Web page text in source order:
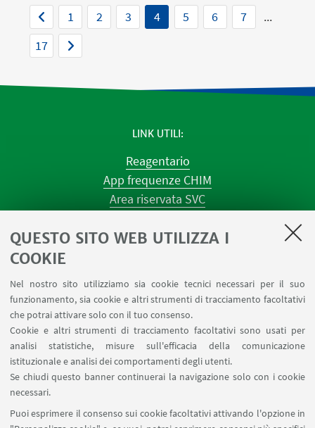
QUESTO SITO WEB UTILIZZA I
COOKIE
Nel nostro sito utilizziamo sia cookie tecnici necessari per il suo
funzionamento, sia cookie e altri strumenti di tracciamento facoltativi
che potrai attivare solo con il tuo consenso.
Cookie e altri strumenti di tracciamento facoltativi sono usati per
analisi statistiche, misure sull'efficacia della comunicazione
istituzionale e analisi dei comportamenti degli utenti.
Se chiudi questo banner continuerai la navigazione solo con i cookie
necessari.
Puoi esprimere il consenso sui cookie facoltativi attivando l'opzione in
1 2 3 4 5 6 7
...
17
LINK UTILI
Reagentario
App frequenze CHIM
Area riservata SVC
Prenotazione spazi e Riunioni
Dismissione beni
Segnala un evento
SEGUI IL DIPARTIMENTO SU:
SEGUI UNIBO SU: